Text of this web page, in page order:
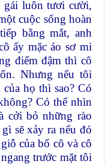
gái luôn tươi cười,
cuộc sống hoàn
bằng mắt, anh
ấy mặc áo sơ mi
điểm đậm thì cô
Nhưng nếu tôi
họ thì sao? Có
Có thể nhìn
cởi bỏ những rào
sẽ xảy ra nếu đó
của bố cô và cô
trước mặt tôi